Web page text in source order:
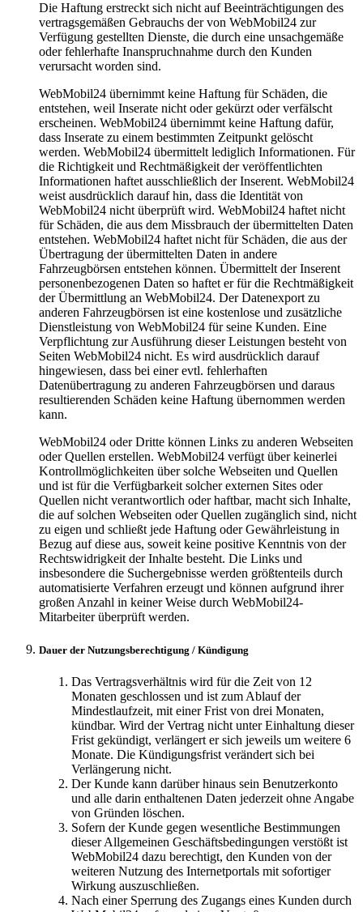
Die Haftung erstreckt sich nicht auf Beeinträchtigungen des
vertragsgemäßen Gebrauchs der von WebMobil24 zur
Verfügung gestellten Dienste, die durch eine unsachgemäße
oder fehlerhafte Inanspruchnahme durch den Kunden
verursacht worden sind.
WebMobil24 übernimmt keine Haftung für Schäden, die
entstehen, weil Inserate nicht oder gekürzt oder verfälscht
erscheinen. WebMobil24 übernimmt keine Haftung dafür,
dass Inserate zu einem bestimmten Zeitpunkt gelöscht
werden. WebMobil24 übermittelt lediglich Informationen. Für
die Richtigkeit und Rechtmäßigkeit der veröffentlichten
Informationen haftet ausschließlich der Inserent. WebMobil24
weist ausdrücklich darauf hin, dass die Identität von
WebMobil24 nicht überprüft wird. WebMobil24 haftet nicht
für Schäden, die aus dem Missbrauch der übermittelten Daten
entstehen. WebMobil24 haftet nicht für Schäden, die aus der
Übertragung der übermittelten Daten in andere
Fahrzeugbörsen entstehen können. Übermittelt der Inserent
personenbezogenen Daten so haftet er für die Rechtmäßigkeit
der Übermittlung an WebMobil24. Der Datenexport zu
anderen Fahrzeugbörsen ist eine kostenlose und zusätzliche
Dienstleistung von WebMobil24 für seine Kunden. Eine
Verpflichtung zur Ausführung dieser Leistungen besteht von
Seiten WebMobil24 nicht. Es wird ausdrücklich darauf
hingewiesen, dass bei einer evtl. fehlerhaften
Datenübertragung zu anderen Fahrzeugbörsen und daraus
resultierenden Schäden keine Haftung übernommen werden
kann.
WebMobil24 oder Dritte können Links zu anderen Webseiten
oder Quellen erstellen. WebMobil24 verfügt über keinerlei
Kontrollmöglichkeiten über solche Webseiten und Quellen
und ist für die Verfügbarkeit solcher externen Sites oder
Quellen nicht verantwortlich oder haftbar, macht sich Inhalte,
die auf solchen Webseiten oder Quellen zugänglich sind, nicht
zu eigen und schließt jede Haftung oder Gewährleistung in
Bezug auf diese aus, soweit keine positive Kenntnis von der
Rechtswidrigkeit der Inhalte besteht. Die Links und
insbesondere die Suchergebnisse werden größtenteils durch
automatisierte Verfahren erzeugt und können aufgrund ihrer
großen Anzahl in keiner Weise durch WebMobil24-
Mitarbeiter überprüft werden.
Dauer der Nutzungsberechtigung / Kündigung
Das Vertragsverhältnis wird für die Zeit von 12
Monaten geschlossen und ist zum Ablauf der
Mindestlaufzeit, mit einer Frist von drei Monaten,
kündbar. Wird der Vertrag nicht unter Einhaltung dieser
Frist gekündigt, verlängert er sich jeweils um weitere 6
Monate. Die Kündigungsfrist verändert sich bei
Verlängerung nicht.
Der Kunde kann darüber hinaus sein Benutzerkonto
und alle darin enthaltenen Daten jederzeit ohne Angabe
von Gründen löschen.
Sofern der Kunde gegen wesentliche Bestimmungen
dieser Allgemeinen Geschäftsbedingungen verstößt ist
WebMobil24 dazu berechtigt, den Kunden von der
weiteren Nutzung des Internetportals mit sofortiger
Wirkung auszuschließen.
Nach einer Sperrung des Zugangs eines Kunden durch